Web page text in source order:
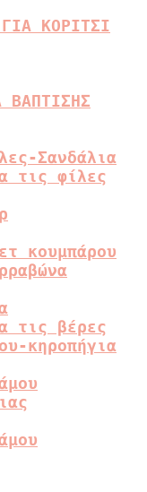
ΚΟΡΙΤΣΙ
ΒΑΠΤΙΣΗΣ
Σανδάλια
τις φίλες
κουμπάρου
τις βέρες
κηροπήγια